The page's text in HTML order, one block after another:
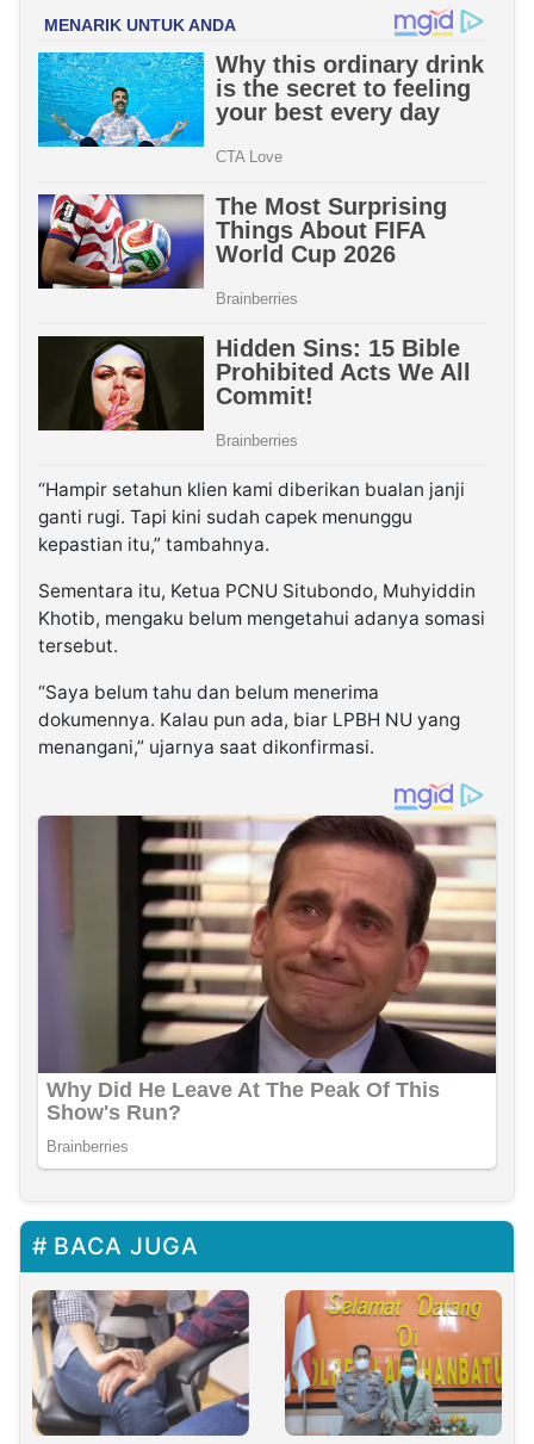
“Hampir setahun klien kami diberikan bualan janji
ganti rugi. Tapi kini sudah capek menunggu
kepastian itu,” tambahnya.
Sementara itu, Ketua PCNU Situbondo, Muhyiddin
Khotib, mengaku belum mengetahui adanya somasi
tersebut.
“Saya belum tahu dan belum menerima
dokumennya. Kalau pun ada, biar LPBH NU yang
menangani,” ujarnya saat dikonfirmasi.
BACA JUGA